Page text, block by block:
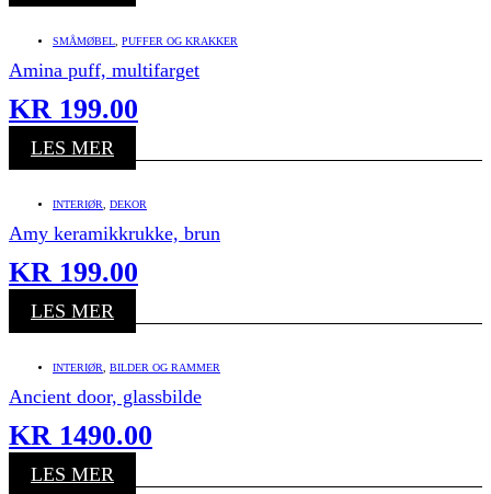
SMÅMØBEL PUFFER OG KRAKKER
Amina puff, multifarget
KR 199.00
LES MER
INTERIØR DEKOR
Amy keramikkrukke, brun
KR 199.00
LES MER
INTERIØR BILDER OG RAMMER
Ancient door, glassbilde
KR 1490.00
LES MER